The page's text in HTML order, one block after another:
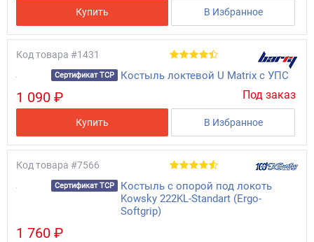
Купить В Избранное
Код товара #1431
Сертификат ТСР Костыль локтевой U Matrix с УПС
1 090 ₽ Под заказ
Купить В Избранное
Код товара #7566
Сертификат ТСР
Костыль с опорой под локоть
Kowsky 222KL-Standart (Ergo-
Softgrip)
1 760 ₽